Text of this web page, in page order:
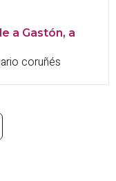
a Gastón, a
coruñés